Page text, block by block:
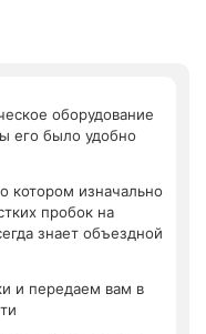
оборудование
его было удобно
котором изначально
пробок на
знает объездной
и передаем вам в